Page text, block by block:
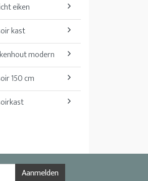
eiken
kast
modern
150 cm
Aanmelden